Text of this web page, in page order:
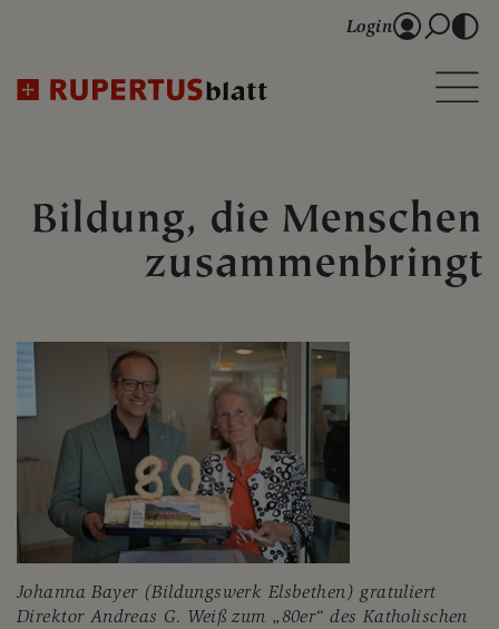
Login
Bildung, die Menschen
zusammenbringt
Johanna Bayer (Bildungswerk Elsbethen) gratuliert
Direktor Andreas G. Weiß zum „80er“ des Katholischen